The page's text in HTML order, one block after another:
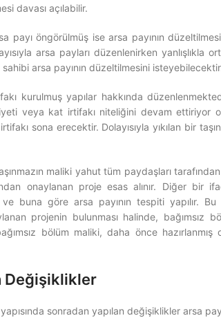
davası açılabilir.
öngörülmüş ise arsa payının
arsa payları düzenlenirken yanlışlıkla
arsa payının düzeltilmesini
kurulmuş yapılar hakkında
veya kat irtifakı niteliğini devam ettiriyor
sona erecektir. Dolayısıyla yıkılan bir
maliki yahut tüm paydaşları
onaylanan proje esas alınır. Diğer bir
buna göre arsa payının tespiti yapılır. Bu
projenin bulunması halinde, bağımsız
bölüm maliki, daha önce hazırlanmış
Değişiklikler
sonradan yapılan değişiklikler arsa